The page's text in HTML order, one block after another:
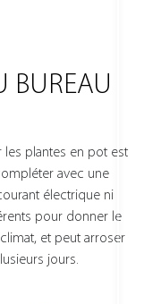
BUREAU
les plantes en pot est
avec une
électrique ni
pour donner le
et peut arroser
jours.